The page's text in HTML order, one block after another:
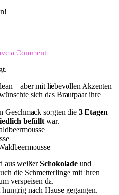
a Comment
– aber mit liebevollen Akzenten
sich das Brautpaar ihre
Geschmack sorgten die 3 Etagen
befüllt war.
aus weißerSchokolade und
die Schmetterlinge mit ihren
verspeisen da.
nach Hause gegangen.